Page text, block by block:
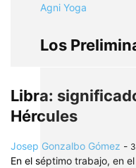
Agni Yoga
Los
Libra:
Hércules
Josep Gonzalbo Gómez -
En el séptimo trabajo, en